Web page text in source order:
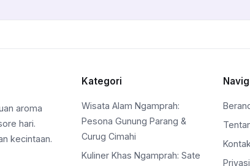
aroma
hari.
kecintaan.
Kategori
Wisata Alam Ngamprah:
Pesona Gunung Parang &
Curug Cimahi
Kuliner Khas Ngamprah: Sate
Kontak
Privasi